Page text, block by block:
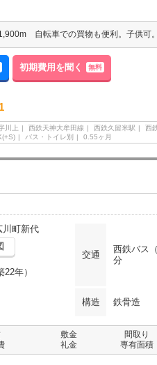
自転車での買物も便利。子供可。
初期費用を聞く 無料
川上 西鉄天神大牟田線 西鉄久留米駅
西
バス・トイレ別 0.55ヶ月
川町新代
交通
西鉄バス
分
年）
構造 鉄骨造
敷金
礼金
間取り
専有面積